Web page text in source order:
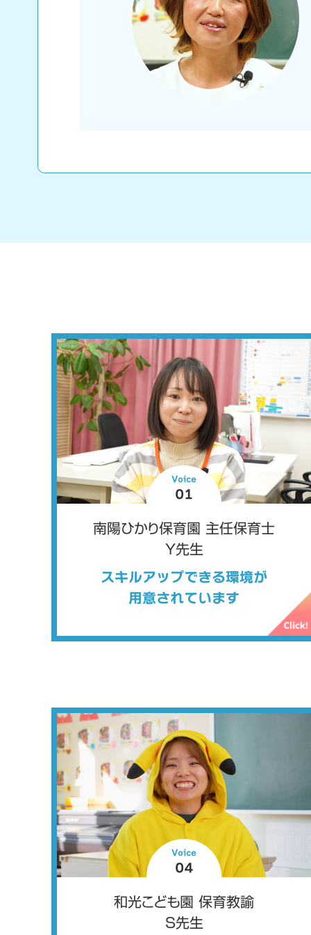
Voice
01
南陽ひかり保育園 主任保育士
Y先生
スキルアップできる環境が
用意されています
Voice
04
和光こども園 保育教諭
S先生